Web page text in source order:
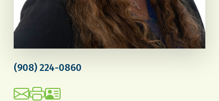
(908) 224-0860